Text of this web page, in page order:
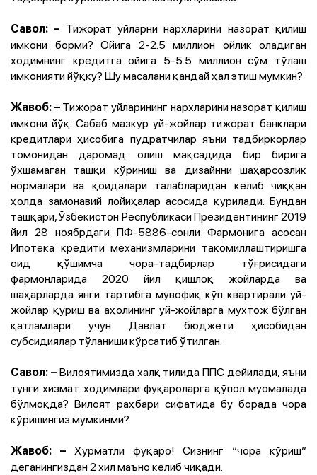
Савол:– Тижорат уйларни нархларини назорат қилиш
имкони борми? Ойига 2-2.5 миллион ойлик оладиган
ходимнинг кредитга ойига 5-5.5 миллион сўм тўлаш
имконияти йўқку? Шу масалани қандай ҳал этиш мумкин?
Жавоб: – Тижорат уйларининг нархларини назорат қилиш
имкони йўқ. Сабаб мазкур уй-жойлар тижорат банклари
кредитлари ҳисобига пудратчилар яъни тадбиркорлар
томонидан даромад олиш мақсадида бир бирига
ўхшамаган ташқи кўриниш ва дизайнни шаҳарсозлик
нормалари ва қоидалари талабларидан келиб чиққан
ҳолда замонавий лойиҳалар асосида қурилади. Бундан
ташқари, Ўзбекистон Республикаси Президентининг 2019
йил 28 ноябрдаги ПФ-5886-сонли Фармонига асосан
Ипотека кредити механизмларини такомиллаштиришга
оид қўшимча чора-тадбирлар тўғрисидаги
фармонларида 2020 йил қишлоқ жойларда ва
шаҳарларда янги тартибга мувофиқ кўп квартирали уй-
жойлар қуриш ва аҳолининг уй-жойларга мухтож бўлган
қатламлари учун Давлат бюджети ҳисобидан
субсидиялар тўланиши кўрсатиб ўтилган.
Савол: – Вилоятимизда халқ тилида ППС дейилади, яъни
тунги хизмат ходимлари фуқароларга қўпол муомалада
бўлмоқда? Вилоят раҳбари сифатида бу борада чора
кўришингиз мумкинми?
Жавоб: – Ҳурматли фуқаро! Сизнинг “чора кўриш”
деганингиздан 2 хил маъно келиб чиқади.